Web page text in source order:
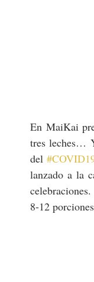
En MaiKai
tres leches…
del
lanzado a la
8-12